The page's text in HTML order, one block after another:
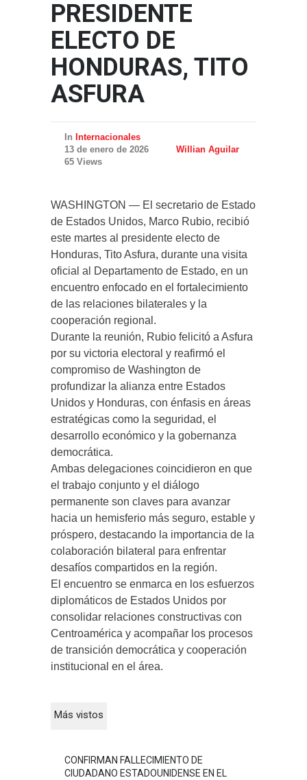
PRESIDENTE
ELECTO DE
HONDURAS, TITO
ASFURA
In Internacionales
13 de enero de 2026
Willian Aguilar
65 Views
WASHINGTON — El secretario de Estado
de Estados Unidos, Marco Rubio, recibió
este martes al presidente electo de
Honduras, Tito Asfura, durante una visita
oficial al Departamento de Estado, en un
encuentro enfocado en el fortalecimiento
de las relaciones bilaterales y la
cooperación regional.
Durante la reunión, Rubio felicitó a Asfura
por su victoria electoral y reafirmó el
compromiso de Washington de
profundizar la alianza entre Estados
Unidos y Honduras, con énfasis en áreas
estratégicas como la seguridad, el
desarrollo económico y la gobernanza
democrática.
Ambas delegaciones coincidieron en que
el trabajo conjunto y el diálogo
permanente son claves para avanzar
hacia un hemisferio más seguro, estable y
próspero, destacando la importancia de la
colaboración bilateral para enfrentar
desafíos compartidos en la región.
El encuentro se enmarca en los esfuerzos
diplomáticos de Estados Unidos por
consolidar relaciones constructivas con
Centroamérica y acompañar los procesos
de transición democrática y cooperación
institucional en el área.
Más vistos
CONFIRMAN FALLECIMIENTO DE
CIUDADANO ESTADOUNIDENSE EN EL